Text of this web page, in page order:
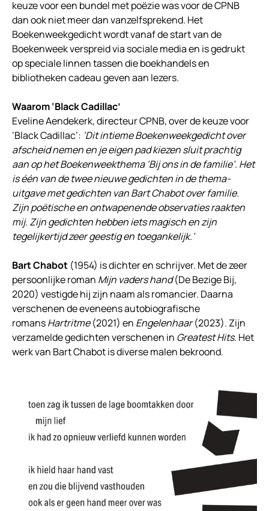
keuze voor een bundel met poëzie was voor de CPNB
dan ook niet meer dan vanzelfsprekend. Het
Boekenweekgedicht wordt vanaf de start van de
Boekenweek verspreid via sociale media en is gedrukt
op speciale linnen tassen die boekhandels en
bibliotheken cadeau geven aan lezers.
Waarom ‘Black Cadillac’
Eveline Aendekerk, directeur CPNB, over de keuze voor
‘Black Cadillac’: ‘Dit intieme Boekenweekgedicht over
afscheid nemen en je eigen pad kiezen sluit prachtig
aan op het Boekenweekthema ‘Bij ons in de familie’. Het
is één van de twee nieuwe gedichten in de thema-
uitgave met gedichten van Bart Chabot over familie.
Zijn poëtische en ontwapenende observaties raakten
mij. Zijn gedichten hebben iets magisch en zijn
tegelijkertijd zeer geestig en toegankelijk.’
Bart Chabot (1954) is dichter en schrijver. Met de zeer
persoonlijke roman Mijn vaders hand(De Bezige Bij,
2020) vestigde hij zijn naam als romancier. Daarna
verschenen de eveneens autobiografische
romansHartritme(2021) en Engelenhaar(2023). Zijn
verzamelde gedichten verschenen in Greatest Hits. Het
werk van Bart Chabot is diverse malen bekroond.